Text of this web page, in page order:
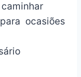
ocasiões